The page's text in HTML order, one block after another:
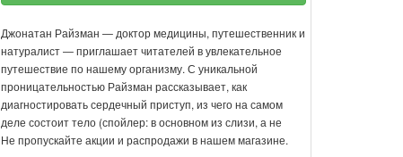
Джонатан Райзман — доктор медицины, путешественник и
натуралист — приглашает читателей в увлекательное
путешествие по нашему организму. С уникальной
проницательностью Райзман рассказывает, как
диагностировать сердечный приступ, из чего на самом
деле состоит тело (спойлер: в основном из слизи, а не
Не пропускайте акции и распродажи в нашем магазине.